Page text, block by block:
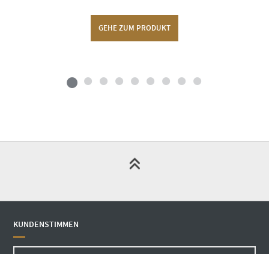
GEHE ZUM PRODUKT
KUNDENSTIMMEN